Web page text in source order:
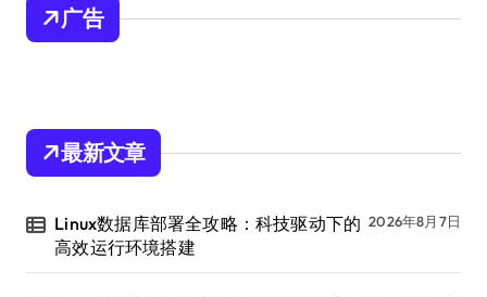
广告
最新文章
Linux数据库部署全攻略：科技驱动下的
高效运行环境搭建
2026年8月7日